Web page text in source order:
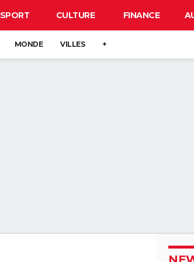
SPORT CULTURE FINANCE
MONDE VILLES +